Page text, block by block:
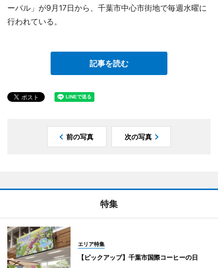
ーバル」が9月17日から、千葉市中心市街地で毎週水曜に
行われている。
記事を読む
前の写真 次の写真
特集
エリア特集
【ピックアップ】千葉市国際コーヒーの日